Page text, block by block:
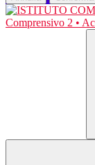
Comprensivo 2 •